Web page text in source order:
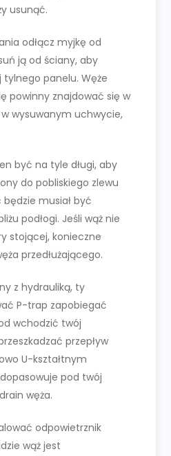
usunąć.
odłącz myjkę od
ją od ściany, aby
panelu. Węże
powinny znajdować się w
wysuwanym uchwycie,
być na tyle długi, aby
do pobliskiego zlewu
musiał być
podłogi. Jeśli wąż nie
stojącej, konieczne
przedłużającego.
z hydrauliką, ty
P-trap zapobiegać
wchodzić twój
przepływ
U-kształtnym
pod twój
węża.
odpowietrznik
wąż jest